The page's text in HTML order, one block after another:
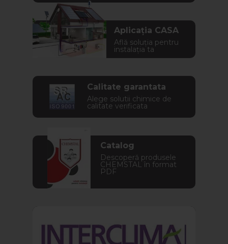
Aplicația CASA
Află soluția pentru
instalația ta
Calitate garantata
Alege solutii chimice de
calitate verificata
Catalog
Descoperă produsele
CHEMSTAL în format
PDF